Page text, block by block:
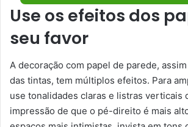
Use os efeitos dos
seu favor
A decoração com papel de parede,
das tintas, tem múltiplos efeitos. Para
use tonalidades claras e listras verticais
impressão de que o pé-direito é mais